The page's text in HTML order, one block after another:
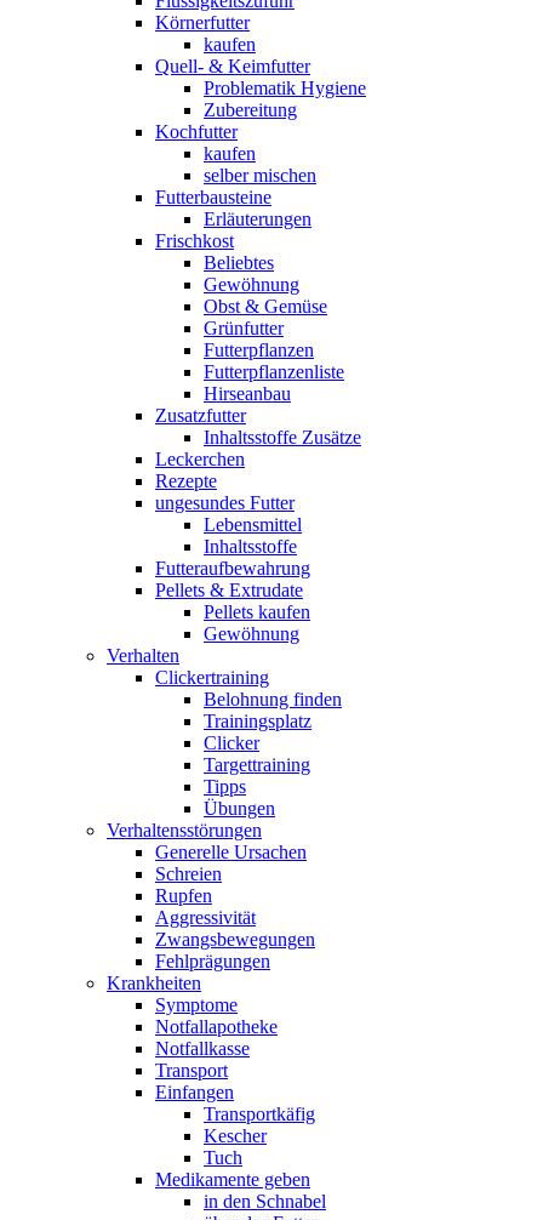
Körnerfutter
kaufen
Quell- & Keimfutter
Problematik Hygiene
Zubereitung
Kochfutter
kaufen
selber mischen
Futterbausteine
Erläuterungen
Frischkost
Beliebtes
Gewöhnung
Obst & Gemüse
Grünfutter
Futterpflanzen
Futterpflanzenliste
Hirseanbau
Zusatzfutter
Inhaltsstoffe Zusätze
Leckerchen
Rezepte
ungesundes Futter
Lebensmittel
Inhaltsstoffe
Futteraufbewahrung
Pellets & Extrudate
Pellets kaufen
Gewöhnung
Verhalten
Clickertraining
Belohnung finden
Trainingsplatz
Clicker
Targettraining
Tipps
Übungen
Verhaltensstörungen
Generelle Ursachen
Schreien
Rupfen
Aggressivität
Zwangsbewegungen
Fehlprägungen
Krankheiten
Symptome
Notfallapotheke
Notfallkasse
Transport
Einfangen
Transportkäfig
Kescher
Tuch
Medikamente geben
in den Schnabel